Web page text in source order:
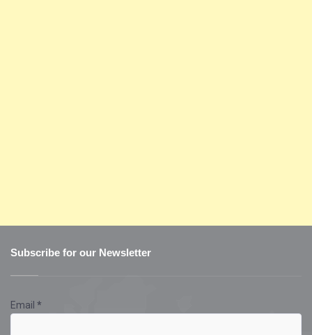
Subscribe for our Newsletter
Email *